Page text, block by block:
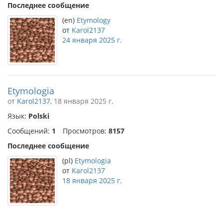
Последнее сообщение
(en) Etymology
от Karol2137
24 января 2025 г.
Etymologia
от Karol2137, 18 января 2025 г.
Язык: Polski
Сообщений: 1 Просмотров: 8157
Последнее сообщение
(pl) Etymologia
от Karol2137
18 января 2025 г.